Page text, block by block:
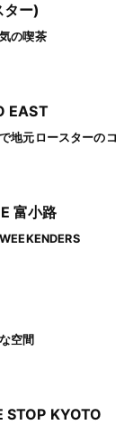
ー)
の喫茶
EAST
地元ロースターのコ
富小路
空間
STOP KYOTO